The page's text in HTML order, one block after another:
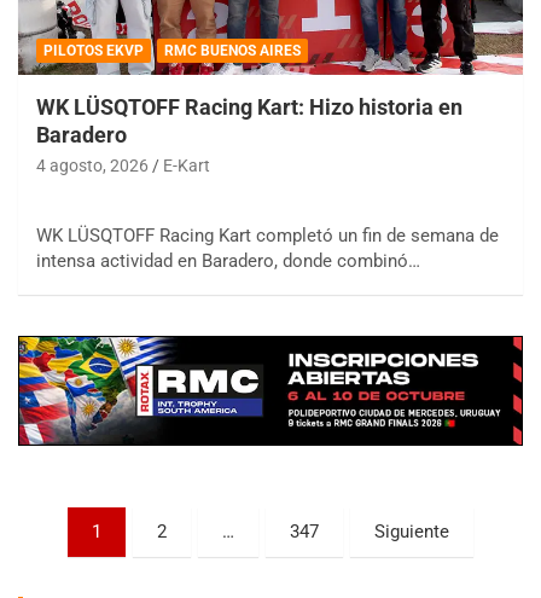
PILOTOS EKVP RMC BUENOS AIRES
WK LÜSQTOFF Racing Kart: Hizo historia en
Baradero
4 agosto, 2026 E-Kart
WK LÜSQTOFF Racing Kart completó un fin de semana de
intensa actividad en Baradero, donde combinó…
Paginación
1 2 … 347 Siguiente
COBERTURA ESPECIAL DE E-KART.COM.AR
08/09-AGO
IAME SERIES ARGENTINA 6
Baradero (Buenos Aires)
KDO - F6
Ciudad de Trenque Lauquen (Asfalto)
Trenque Lauquen (Buenos Aires)
Parque de la Velocidad (Asfalto)
Villaguay (Entre Ríos)